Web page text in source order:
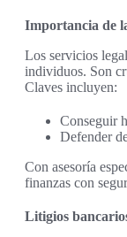
Importancia de
Los servicios
individuos. Son
Claves incluyen:
Conseguir
Defender
Con asesoría
finanzas con
Litigios